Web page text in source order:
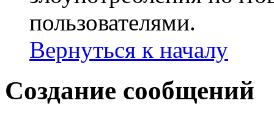
пользователями.
Вернуться к началу
Создание сообщений